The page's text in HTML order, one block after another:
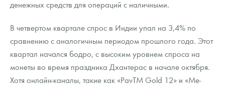
денежных средств для операций с наличными.
В четвертом квартале спрос в Индии упал на 3,4% по
сравнению с аналогичным периодом прошлого года. Этот
квартал начался бодро, с высоким уровнем спроса на
монеты во время праздника Дхантерас в начале октября.
Хотя онлайн-каналы, такие как «PavTM Gold 12» и «Me-